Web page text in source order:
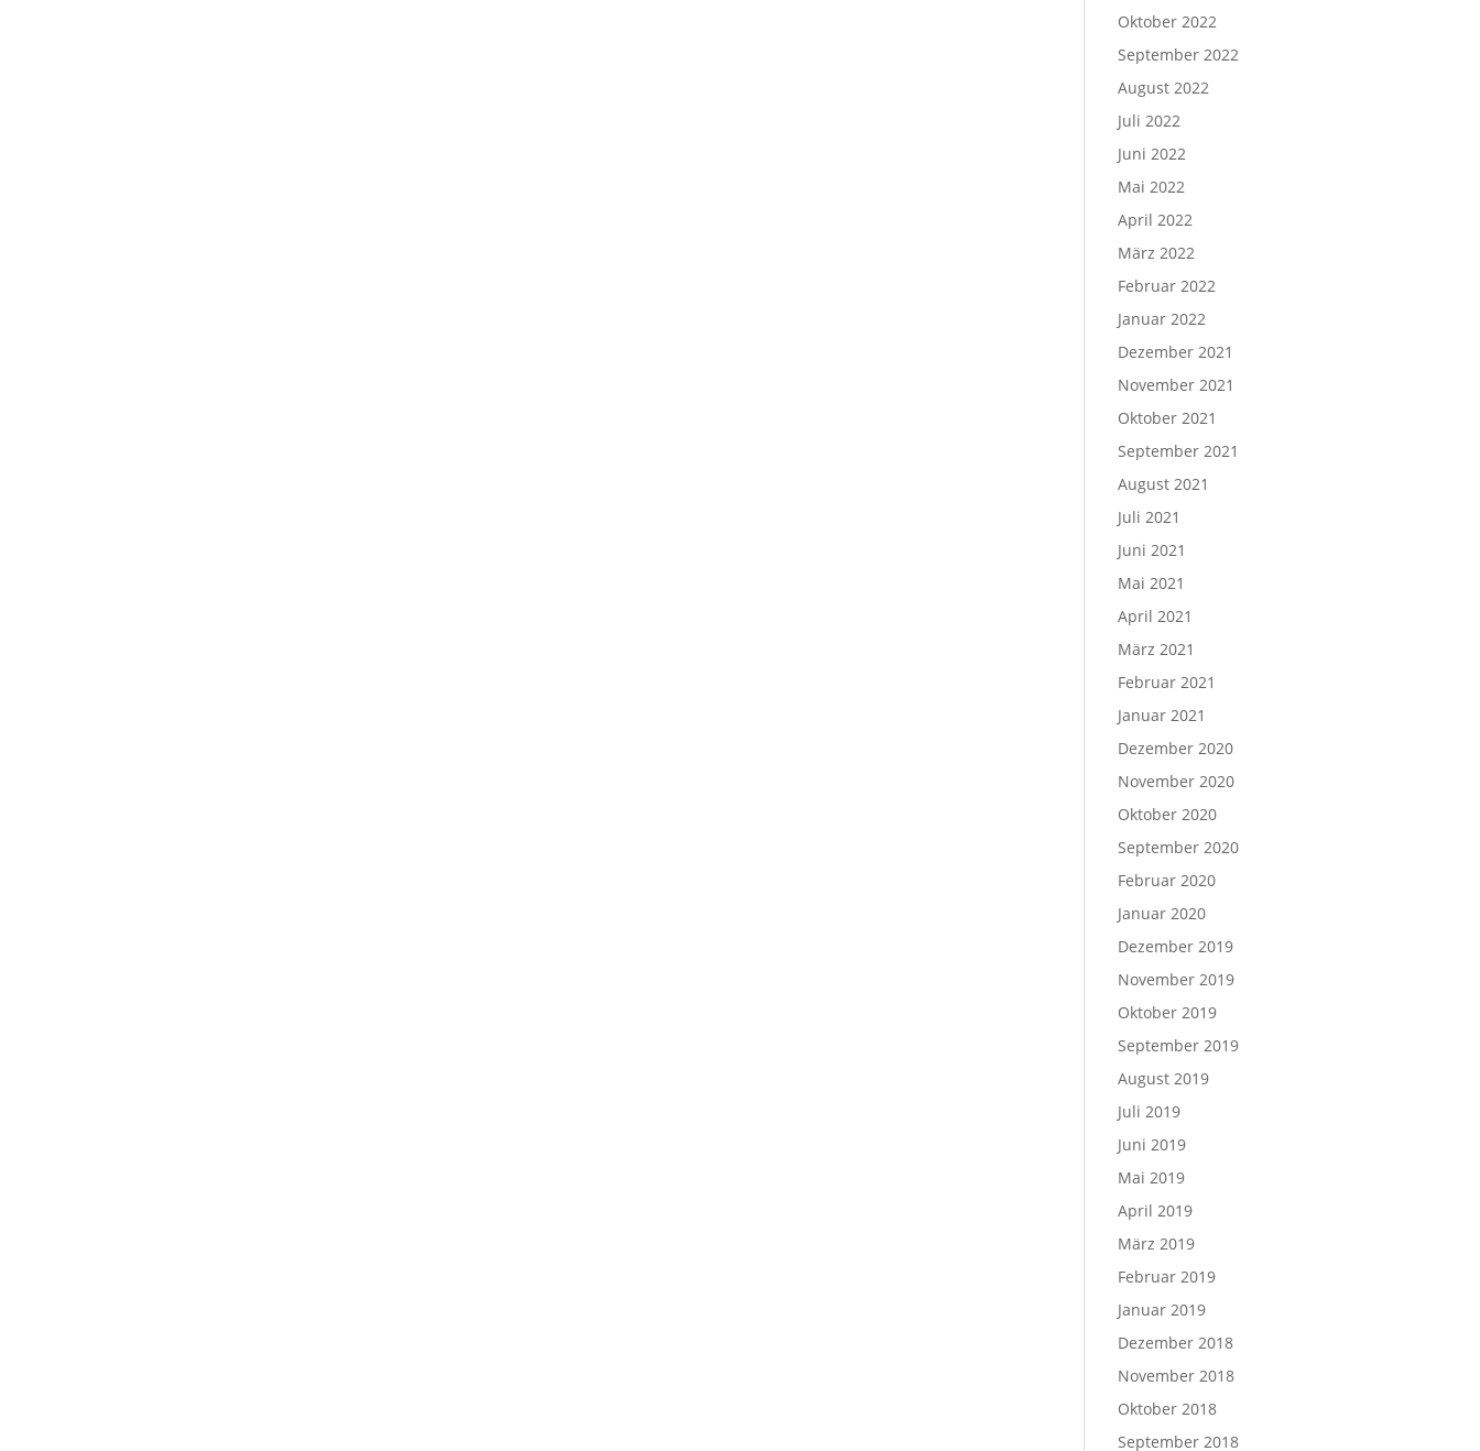
Oktober 2022
September 2022
August 2022
Juli 2022
Juni 2022
Mai 2022
April 2022
März 2022
Februar 2022
Januar 2022
Dezember 2021
November 2021
Oktober 2021
September 2021
August 2021
Juli 2021
Juni 2021
Mai 2021
April 2021
März 2021
Februar 2021
Januar 2021
Dezember 2020
November 2020
Oktober 2020
September 2020
Februar 2020
Januar 2020
Dezember 2019
November 2019
Oktober 2019
September 2019
August 2019
Juli 2019
Juni 2019
Mai 2019
April 2019
März 2019
Februar 2019
Januar 2019
Dezember 2018
November 2018
Oktober 2018
September 2018